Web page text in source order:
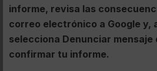
informe, revisa las
correo electrónico a Google y,
selecciona Denunciar mensaje
confirmar tu informe.